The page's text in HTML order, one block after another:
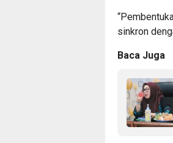
sinkron
Baca Juga